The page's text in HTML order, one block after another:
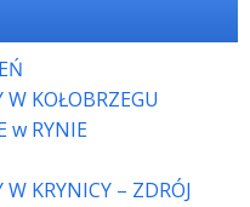
KOŁOBRZEGU
w RYNIE
KRYNICY – ZDRÓJ